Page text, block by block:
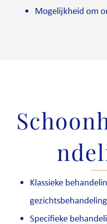
Mogelijkheid om
Klassieke
Specifieke